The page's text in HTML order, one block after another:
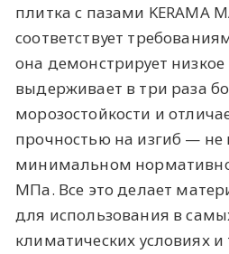
плитка с пазами KERAMA
соответствует
она демонстрирует
выдерживает в три раза
морозостойкости и
прочностью на изгиб —
минимальном
МПа. Все это делает
для использования в
климатических условиях и